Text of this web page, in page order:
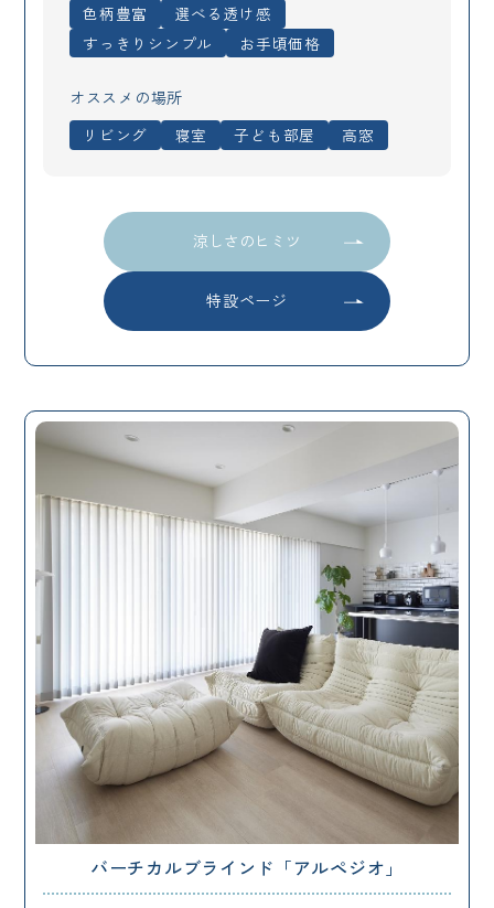
色柄豊富
選べる透け感
すっきりシンプル
お手頃価格
オススメの場所
リビング
寝室 子ども部屋 高窓
涼しさのヒミツ
特設ページ
バーチカルブラインド「アルペジオ」